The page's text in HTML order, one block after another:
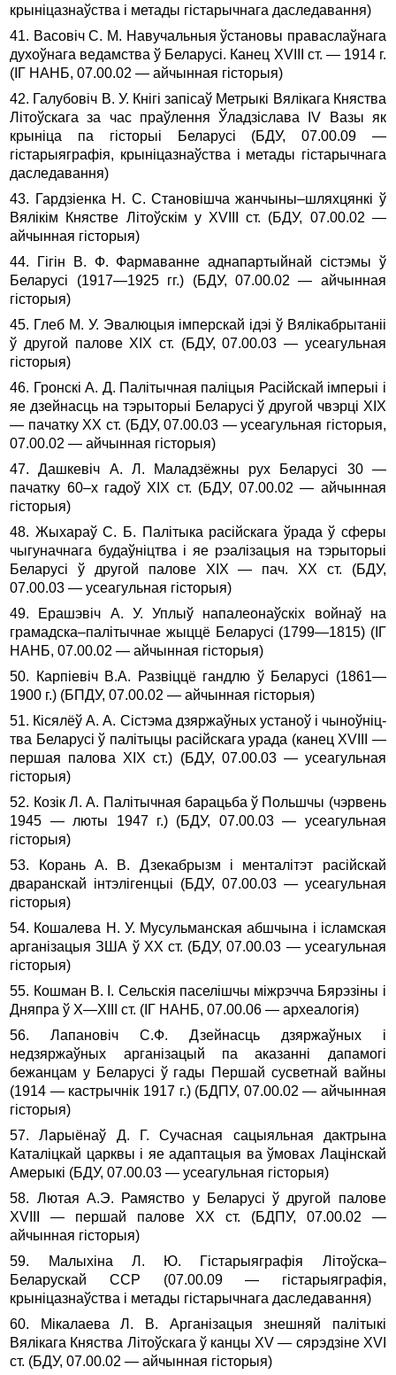
крыніцазнаўства і метады гістарычнага даследавання)
41. Васовіч С. М. Навучальныя ўстановы праваслаўнага
духоўнага ведамства ў Беларусі. Канец XVIII ст. — 1914 г.
(ІГ НАНБ, 07.00.02 — айчынная гісторыя)
42. Галубовіч В. У. Кнігі запісаў Метрыкі Вялікага Княства
Літоўскага за час праўлення Ўладзіслава IV Вазы як
крыніца па гісторыі Беларусі (БДУ, 07.00.09 —
гістарыяграфія, крыніцазнаўства і метады гістарычнага
даследавання)
43. Гардзіенка Н. С. Становішча жанчыны–шляхцянкі ў
Вя­лі­кім Княстве Літоўскім у ХVIII ст. (БДУ, 07.00.02 —
айчынная гіс­торыя)
44. Гігін В. Ф. Фармаванне аднапартыйнай сістэмы ў
Беларусі (1917—1925 гг.) (БДУ, 07.00.02 — айчынная
гісторыя)
45. Глеб М. У. Эвалюцыя імперскай ідэі ў Вялікабрытаніі
ў другой палове XIX ст. (БДУ, 07.00.03 — усеагульная
гісторыя)
46. Гронскі А. Д. Палітычная паліцыя Расійскай імперыі і
яе дзейнасць на тэрыторыі Беларусі ў другой чвэрці XIX
— пачатку XX ст. (БДУ, 07.00.03 — усеагульная гісторыя,
07.00.02 — айчынная гісторыя)
47. Дашкевіч А. Л. Маладзёжны рух Беларусі 30 —
пачатку 60–х гадоў XIX ст. (БДУ, 07.00.02 — айчынная
гісторыя)
48. Жыхараў С. Б. Палітыка расійскага ўрада ў сферы
чыгуначнага будаўніцтва і яе рэалізацыя на тэрыторыі
Беларусі ў другой палове XIX — пач. XX ст. (БДУ,
07.00.03 — усеагульная гісторыя)
49. Ерашэвіч А. У. Уплыў напалеонаўскіх войнаў на
грамад­ска–палітычнае жыццё Беларусі (1799—1815) (ІГ
НАНБ, 07.00.02 — айчынная гісторыя)
50. Карпіевіч В.А. Развіццё гандлю ў Беларусі (1861—
1900 г.) (БПДУ, 07.00.02 — айчынная гісторыя)
51. Кісялёў А. А. Сістэма дзяржаўных устаноў і чыноўніц­
тва Беларусі ў палітыцы расійскага урада (канец ХVIII —
першая палова XIX ст.) (БДУ, 07.00.03 — усеагульная
гісторыя)
52. Козік Л. А. Палітычная барацьба ў Польшчы (чэрвень
1945 — люты 1947 г.) (БДУ, 07.00.03 — усеагульная
гісторыя)
53. Корань А. В. Дзекабрызм і менталітэт расійскай
дваранскай інтэлігенцыі (БДУ, 07.00.03 — усеагульная
гісторыя)
54. Кошалева Н. У. Мусульманская абшчына і ісламская
арганізацыя ЗША ў XX ст. (БДУ, 07.00.03 — усеагульная
гісторыя)
55. Кошман В. І. Сельскія паселішчы міжрэчча Бярэзіны і
Дняпра ў Х—ХIII ст. (ІГ НАНБ, 07.00.06 — археалогія)
56. Лапановіч С.Ф. Дзейнасць дзяржаўных і
недзяржаўных арганізацый па аказанні дапамогі
бежанцам у Беларусі ў гады Першай сусветнай вайны
(1914 — кастрычнік 1917 г.) (БДПУ, 07.00.02 — айчынная
гісторыя)
57. Ларыёнаў Д. Г. Сучасная сацыяльная дактрына
Каталіцкай царквы і яе адаптацыя ва ўмовах Лацінскай
Амерыкі (БДУ, 07.00.03 — усеагульная гісторыя)
58. Лютая А.Э. Рамяство у Беларусі ў другой палове
ХVIII — першай палове XX ст. (БДПУ, 07.00.02 —
айчынная гісторыя)
59. Малыхіна Л. Ю. Гістарыяграфія Літоўска–
Беларускай ССР (07.00.09 — гістарыяграфія,
крыніцазнаўства і метады гістарычнага даследавання)
60. Мікалаева Л. В. Арганізацыя знешняй палітыкі
Вялікага Княства Літоўскага ў канцы ХV — сярэдзіне ХVI
ст. (БДУ, 07.00.02 — айчынная гісторыя)